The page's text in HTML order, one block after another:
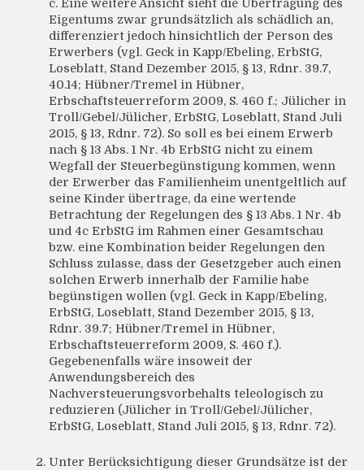
c. Eine weitere Ansicht sieht die Übertragung des
Eigentums zwar grundsätzlich als schädlich an,
differenziert jedoch hinsichtlich der Person des
Erwerbers (vgl. Geck in Kapp/Ebeling, ErbStG,
Loseblatt, Stand Dezember 2015, § 13, Rdnr. 39.7,
40.14; Hübner/Tremel in Hübner,
Erbschaftsteuerreform 2009, S. 460 f.; Jülicher in
Troll/Gebel/Jülicher, ErbStG, Loseblatt, Stand Juli
2015, § 13, Rdnr. 72). So soll es bei einem Erwerb
nach § 13 Abs. 1 Nr. 4b ErbStG nicht zu einem
Wegfall der Steuerbegünstigung kommen, wenn
der Erwerber das Familienheim unentgeltlich auf
seine Kinder übertrage, da eine wertende
Betrachtung der Regelungen des § 13 Abs. 1 Nr. 4b
und 4c ErbStG im Rahmen einer Gesamtschau
bzw. eine Kombination beider Regelungen den
Schluss zulasse, dass der Gesetzgeber auch einen
solchen Erwerb innerhalb der Familie habe
begünstigen wollen (vgl. Geck in Kapp/Ebeling,
ErbStG, Loseblatt, Stand Dezember 2015, § 13,
Rdnr. 39.7; Hübner/Tremel in Hübner,
Erbschaftsteuerreform 2009, S. 460 f.).
Gegebenenfalls wäre insoweit der
Anwendungsbereich des
Nachversteuerungsvorbehalts teleologisch zu
reduzieren (Jülicher in Troll/Gebel/Jülicher,
ErbStG, Loseblatt, Stand Juli 2015, § 13, Rdnr. 72).
Unter Berücksichtigung dieser Grundsätze ist der